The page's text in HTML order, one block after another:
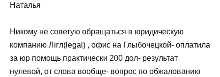
Наталья
Никому не советую обращаться в юридическую
компанию Лігл(legal) , oфис на Глыбочецкой- оплатила
за юр помощь практически 200 дол- результат
нулевой, от слова вообще- вопрос по обжалованию